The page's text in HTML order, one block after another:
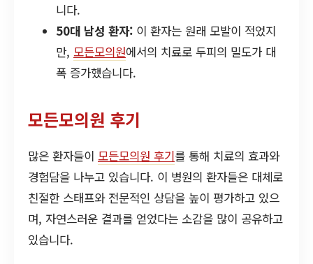
니다.
50대 남성 환자: 이 환자는 원래 모발이 적었지
만, 모든모의원에서의 치료로 두피의 밀도가 대
폭 증가했습니다.
모든모의원 후기
많은 환자들이 모든모의원 후기를 통해 치료의 효과와
경험담을 나누고 있습니다. 이 병원의 환자들은 대체로
친절한 스태프와 전문적인 상담을 높이 평가하고 있으
며, 자연스러운 결과를 얻었다는 소감을 많이 공유하고
있습니다.